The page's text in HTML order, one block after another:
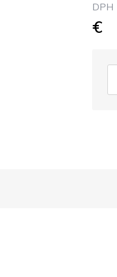
DPH
€